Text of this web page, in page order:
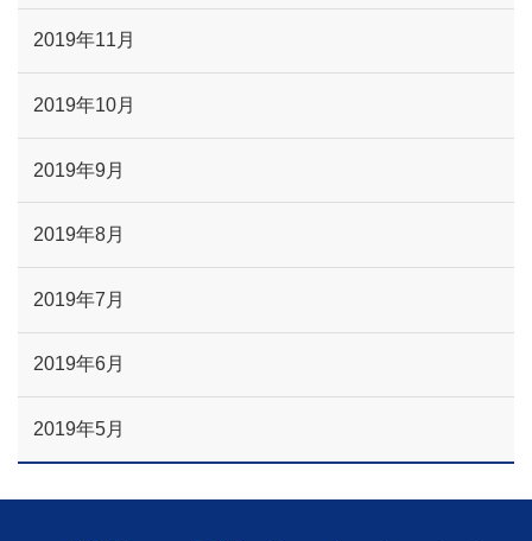
2019年11月
2019年10月
2019年9月
2019年8月
2019年7月
2019年6月
2019年5月